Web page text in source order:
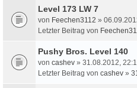
Level 173 LW 7
von Feechen3112 »
Letzter Beitrag von
Pushy Bros. Level 140
von cashev » 31.08.2012,
Letzter Beitrag von cashev »